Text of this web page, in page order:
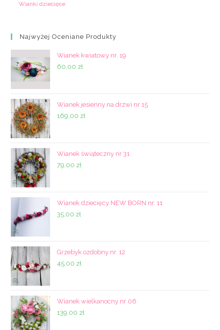
Wianki dziecięce
Najwyżej Oceniane Produkty
Wianek kwiatowy nr. 19
60,00 zł
Wianek jesienny na drzwi nr 15
169,00 zł
Wianek świąteczny nr 31
79,00 zł
Wianek dziecięcy NEW BORN nr. 11
35,00 zł
Grzebyk ozdobny nr. 12
45,00 zł
Wianek wielkanocny nr 06
139,00 zł